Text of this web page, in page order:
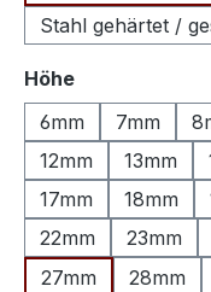
Stahl gehärtet /
Höheauswählen
6mm
7mm
12mm
13mm
17mm
18mm
22mm
23mm
27mm
28mm